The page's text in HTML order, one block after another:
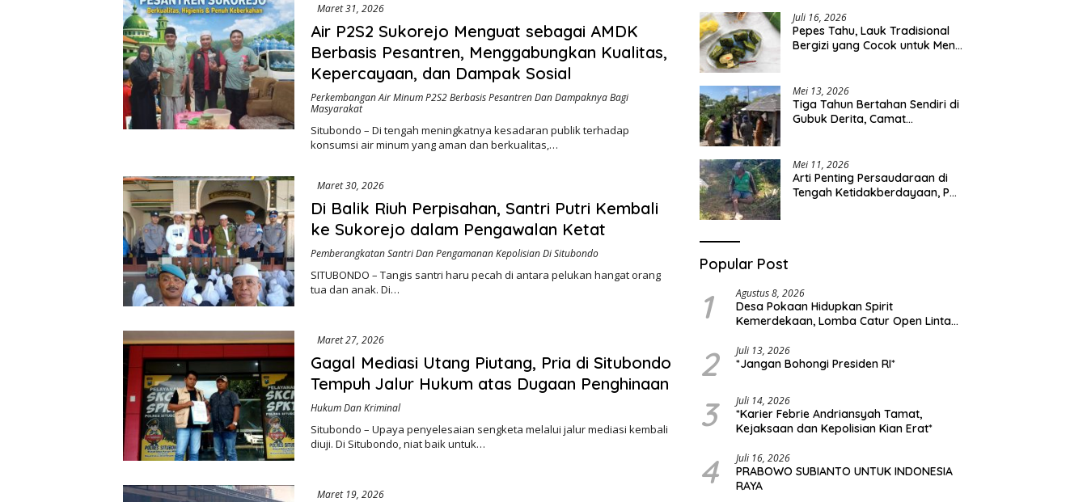
Maret 31, 2026
Air P2S2 Sukorejo Menguat sebagai AMDK
Berbasis Pesantren, Menggabungkan Kualitas,
Kepercayaan, dan Dampak Sosial
Perkembangan Air Minum P2S2 Berbasis Pesantren Dan Dampaknya Bagi
Masyarakat
Situbondo – Di tengah meningkatnya kesadaran publik terhadap
konsumsi air minum yang aman dan berkualitas,…
Maret 30, 2026
Di Balik Riuh Perpisahan, Santri Putri Kembali
ke Sukorejo dalam Pengawalan Ketat
Pemberangkatan Santri Dan Pengamanan Kepolisian Di Situbondo
SITUBONDO – Tangis santri haru pecah di antara pelukan hangat orang
tua dan anak. Di…
Maret 27, 2026
Gagal Mediasi Utang Piutang, Pria di Situbondo
Tempuh Jalur Hukum atas Dugaan Penghinaan
Hukum Dan Kriminal
Situbondo – Upaya penyelesaian sengketa melalui jalur mediasi kembali
diuji. Di Situbondo, niat baik untuk…
Maret 19, 2026
Juli 16, 2026
Pepes Tahu, Lauk Tradisional
Bergizi yang Cocok untuk Menu
Mei 13, 2026
Tiga Tahun Bertahan Sendiri di
Gubuk Derita, Camat
Mei 11, 2026
Arti Penting Persaudaraan di
Tengah Ketidakberdayaan, Pak
Popular Post
1 Agustus 8, 2026
Desa Pokaan Hidupkan Spirit
Kemerdekaan, Lomba Catur Open Lintas
RI ke-81
2 Juli 13, 2026
*Jangan Bohongi Presiden RI*
3 Juli 14, 2026
*Karier Febrie Andriansyah Tamat,
Kejaksaan dan Kepolisian Kian Erat*
4 Juli 16, 2026
PRABOWO SUBIANTO UNTUK INDONESIA
RAYA